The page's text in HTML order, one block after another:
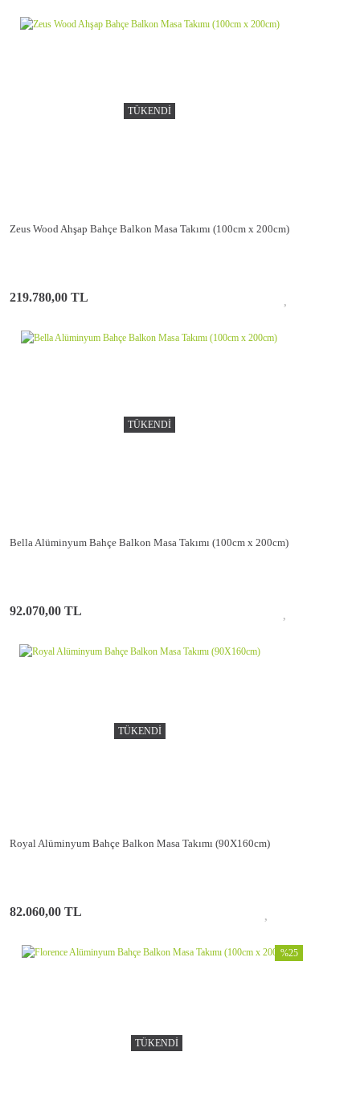
TÜKENDİ
Zeus Wood Ahşap Bahçe Balkon Masa Takımı (100cm x 200cm)
219.780,00 TL
TÜKENDİ
Bella Alüminyum Bahçe Balkon Masa Takımı (100cm x 200cm)
92.070,00 TL
TÜKENDİ
Royal Alüminyum Bahçe Balkon Masa Takımı (90X160cm)
82.060,00 TL
TÜKENDİ
%25